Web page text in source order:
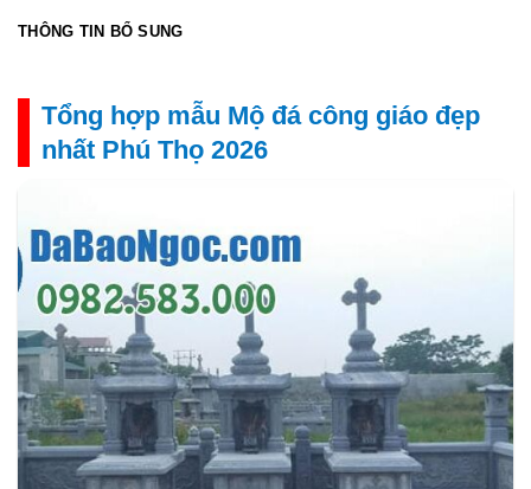
THÔNG TIN BỔ SUNG
Tổng hợp mẫu Mộ đá công giáo đẹp
nhất Phú Thọ 2026